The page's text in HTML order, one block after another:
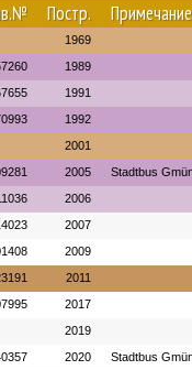
Постр. Примечание
1969
1989
1991
1992
2001
2005 Stadtbus
2006
2007
2009
2011
2017
2019
2020 Stadtbus